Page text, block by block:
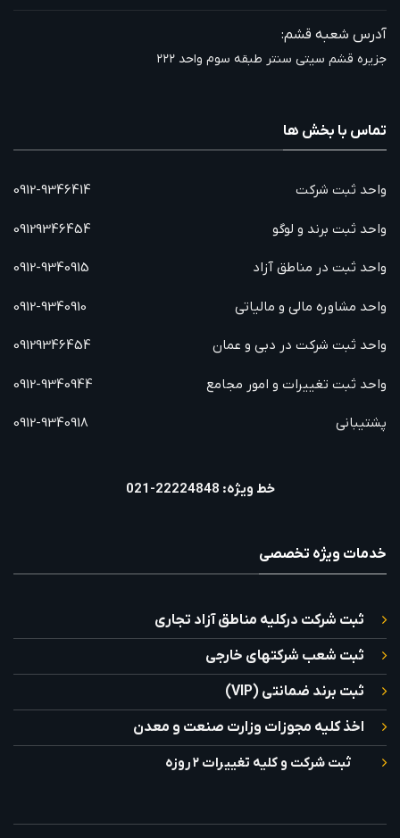
آدرس شعبه قشم:
جزیره قشم سیتی سنتر طبقه سوم واحد ۲۲۲
تماس با بخش ها
واحد ثبت شرکت
واحد ثبت برند و لوگو
واحد ثبت در مناطق آزاد
واحد مشاوره مالی و مالیاتی
واحد ثبت شرکت در دبی و عمان
واحد ثبت تغییرات و امور مجامع
پشتیبانی
0912-9346414
09129346454
0912-9340915
0912-9340910
09129346454
0912-9340944
0912-9340918
خط ویژه: 22224848-021
خدمات ویژه تخصصی
ثبت شرکت درکلیه مناطق آزاد تجاری
ثبت شعب شرکتهای خارجی
ثبت برند ضمانتی (VIP)
اخذ کلیه مجوزات وزارت صنعت و معدن
ثبت شرکت و کلیه تغییرات ۲ روزه